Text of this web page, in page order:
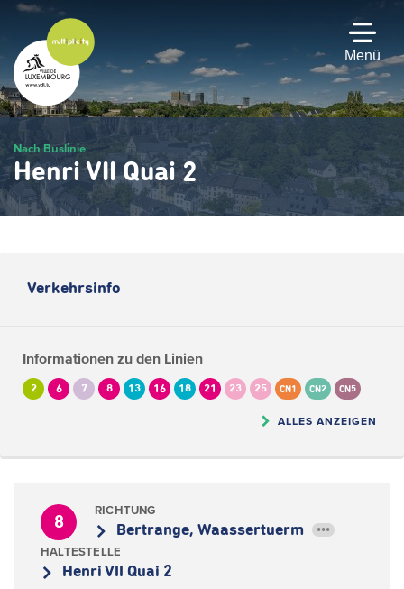
Zum
Hauptinhalt
gehen
Menü
Nach Buslinie
Henri VII Quai 2
Verkehrsinfo
Informationen zu den Linien
2 6 7 8 13 16 18 21 23 25 CN1 CN2 CN5
ALLES ANZEIGEN
8
RICHTUNG
Bertrange, Waassertuerm •••
HALTESTELLE
Henri VII Quai 2